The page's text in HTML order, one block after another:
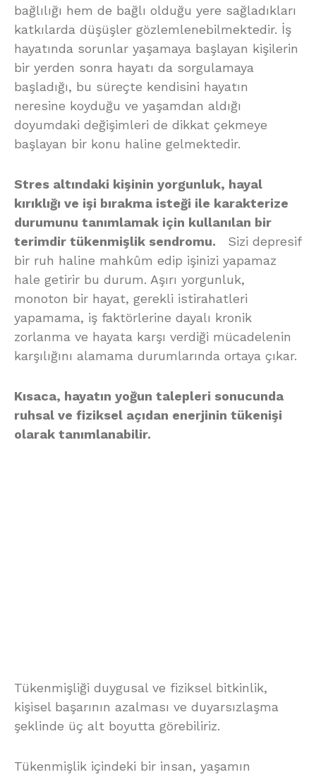
bağlılığı hem de bağlı olduğu yere sağladıkları
katkılarda düşüşler gözlemlenebilmektedir. İş
hayatında sorunlar yaşamaya başlayan kişilerin
bir yerden sonra hayatı da sorgulamaya
başladığı, bu süreçte kendisini hayatın
neresine koyduğu ve yaşamdan aldığı
doyumdaki değişimleri de dikkat çekmeye
başlayan bir konu haline gelmektedir.
Stres altındaki kişinin yorgunluk, hayal
kırıklığı ve işi bırakma isteği ile karakterize
durumunu tanımlamak için kullanılan bir
terimdir tükenmişlik sendromu.
Sizi depresif
bir ruh haline mahkûm edip işinizi yapamaz
hale getirir bu durum. Aşırı yorgunluk,
monoton bir hayat, gerekli istirahatleri
yapamama, iş faktörlerine dayalı kronik
zorlanma ve hayata karşı verdiği mücadelenin
karşılığını alamama durumlarında ortaya çıkar.
Kısaca, hayatın yoğun talepleri sonucunda
ruhsal ve fiziksel açıdan enerjinin tükenişi
olarak tanımlanabilir.
Tükenmişliği duygusal ve fiziksel bitkinlik,
kişisel başarının azalması ve duyarsızlaşma
şeklinde üç alt boyutta görebiliriz.
Tükenmişlik içindeki bir insan, yaşamın